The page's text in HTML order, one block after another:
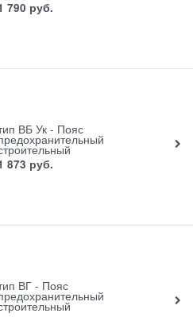
790 руб.
ВБ Ук - Пояс
873 руб.
ВГ - Пояс